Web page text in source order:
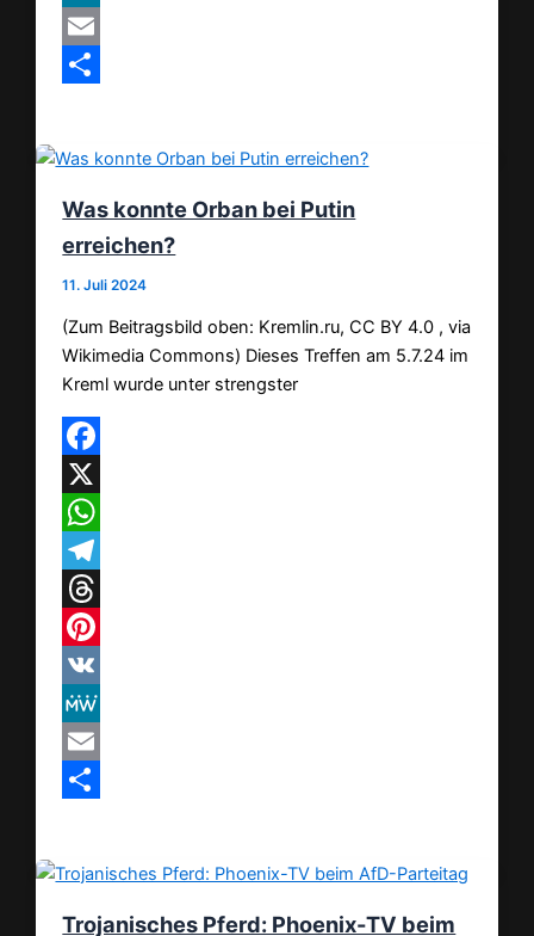
MeWe
Email
Was konnte Orban bei Putin
erreichen?
11. Juli 2024
(Zum Beitragsbild oben: Kremlin.ru, CC BY 4.0 , via
Wikimedia Commons) Dieses Treffen am 5.7.24 im
Kreml wurde unter strengster
Facebook
X
WhatsApp
Telegram
Threads
Pinterest
VK
MeWe
Email
Trojanisches Pferd: Phoenix-TV beim